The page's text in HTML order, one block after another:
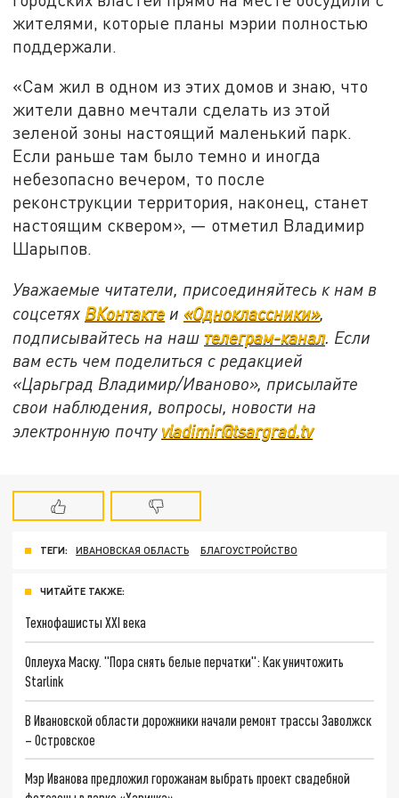
жителями, которые планы мэрии полностью
поддержали.
«Сам жил в одном из этих домов и знаю, что
жители давно мечтали сделать из этой
зеленой зоны настоящий маленький парк.
Если раньше там было темно и иногда
небезопасно вечером, то после
реконструкции территория, наконец, станет
настоящим сквером», — отметил Владимир
Шарыпов.
Уважаемые читатели, присоединяйтесь к нам в
соцсетях ВКонтакте и«Одноклассники»,
подписывайтесь на наш телеграм-канал. Если
вам есть чем поделиться с редакцией
«Царьград Владимир/Иваново», присылайте
свои наблюдения, вопросы, новости на
электронную почту vladimir@tsargrad.tv
ТЕГИ: ИВАНОВСКАЯ ОБЛАСТЬ БЛАГОУСТРОЙСТВО
ЧИТАЙТЕ ТАКЖЕ:
Технофашисты XXI века
Оплеуха Маску. "Пора снять белые перчатки": Как уничтожить
Starlink
В Ивановской области дорожники начали ремонт трассы Заволжск
– Островское
Мэр Иванова предложил горожанам выбрать проект свадебной